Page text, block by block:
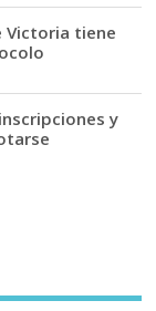
Victoria tiene
y